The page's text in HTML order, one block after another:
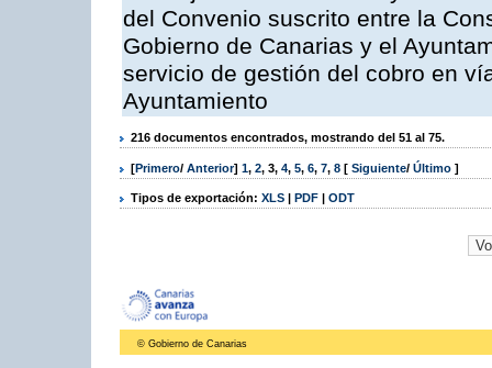
del Convenio suscrito entre la
Gobierno de Canarias y el
servicio de gestión del cobro en
Ayuntamiento
216 documentos encontrados, mostrando del 51 al 75.
[Primero/ Anterior] 1, 2, 3, 4, 5, 6, 7, 8 [ Siguiente/ Último ]
Tipos de exportación: XLS | PDF | ODT
© Gobierno de Canarias